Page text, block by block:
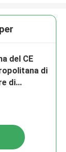
del CE
di
di